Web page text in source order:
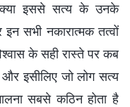
क्या इससे सत्य के उनके
सभी नकारात्मक तत्वों
के सही रास्ते पर कब
इसीलिए जो लोग सत्य
सबसे कठिन होता है